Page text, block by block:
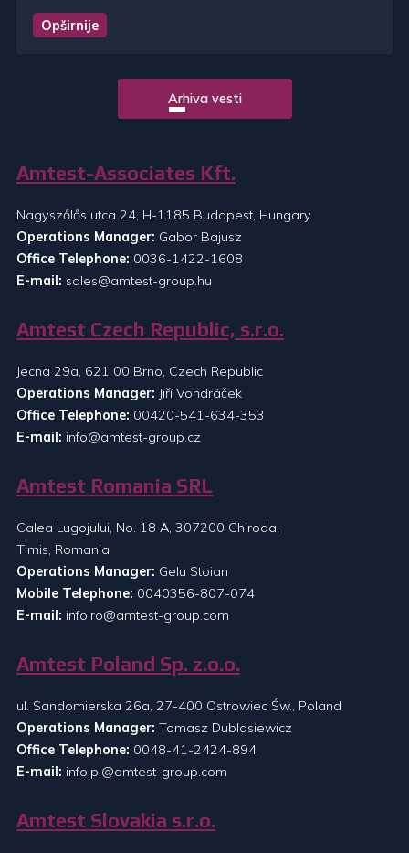
Opširnije
Arhiva vesti
Amtest-Associates Kft.
Nagyszőlős utca 24, H-1185 Budapest, Hungary
Operations Manager: Gabor Bajusz
Office Telephone: 0036-1422-1608
E-mail: sales@amtest-group.hu
Amtest Czech Republic, s.r.o.
Jecna 29a, 621 00 Brno, Czech Republic
Operations Manager: Jiří Vondráček
Office Telephone: 00420-541-634-353
E-mail: info@amtest-group.cz
Amtest Romania SRL
Calea Lugojului, No. 18 A, 307200 Ghiroda,
Timis, Romania
Operations Manager: Gelu Stoian
Mobile Telephone: 0040356-807-074
E-mail: info.ro@amtest-group.com
Amtest Poland Sp. z.o.o.
ul. Sandomierska 26a, 27-400 Ostrowiec Św., Poland
Operations Manager: Tomasz Dublasiewicz
Office Telephone: 0048-41-2424-894
E-mail: info.pl@amtest-group.com
Amtest Slovakia s.r.o.